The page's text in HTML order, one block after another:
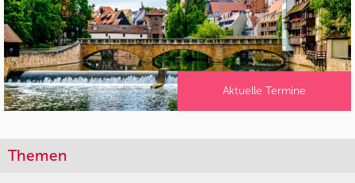
Aktuelle Termine
Themen